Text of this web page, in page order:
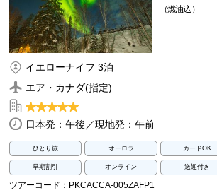
（燃油込）
イエローナイフ 3泊
エア・カナダ(指定)
日本発：午後／現地発：午前
ひとり旅 オーロラ カードOK
早期割引 オンライン 送迎付き
ツアーコード：PKCACCA-005ZAFP1